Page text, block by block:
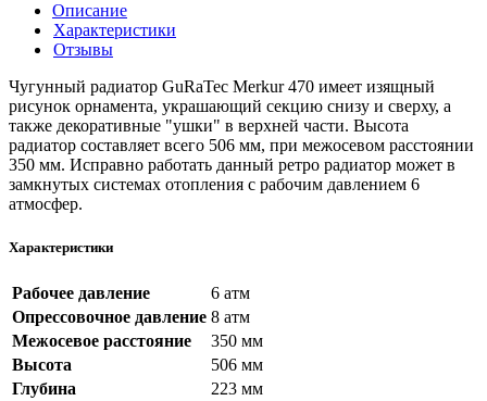
Описание
Характеристики
Отзывы
Чугунный радиатор GuRaTec Merkur 470 имеет изящный
рисунок орнамента, украшающий секцию снизу и сверху, а
также декоративные "ушки" в верхней части. Высота
радиатор составляет всего 506 мм, при межосевом расстоянии
350 мм. Исправно работать данный ретро радиатор может в
замкнутых системах отопления с рабочим давлением 6
атмосфер.
Характеристики
Рабочее давление
6 атм
Опрессовочное давление 8 атм
Межосевое расстояние
350 мм
Высота
506 мм
Глубина
223 мм